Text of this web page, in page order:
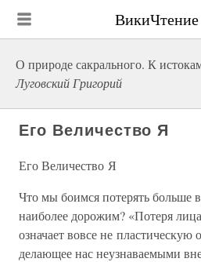
ВикиЧтение
О природе сакрального. К
Луговский Григорий
Его Величество Я
Его Величество Я
Что мы боимся потерять больше
наиболее дорожим? «Потеря
означает вовсе не
делающее нас неузнаваемыми